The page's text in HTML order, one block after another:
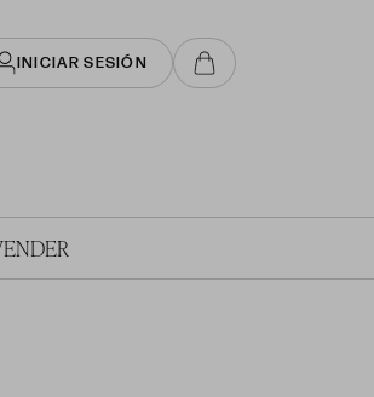
INICIAR SESIÓN